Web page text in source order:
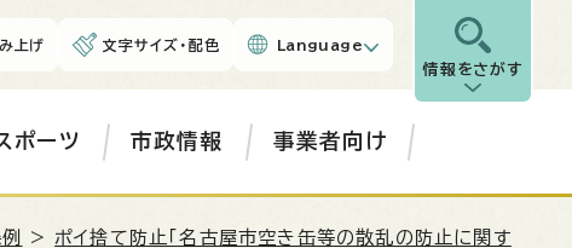
上げ 文字サイズ・配色 Language
情報をさがす
ポーツ 市政情報 事業者向け
> ポイ捨て防止「名古屋市空き缶等の散乱の防止に関す